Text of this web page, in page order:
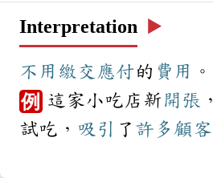
Interpretation ▶️
不用 繳交 應付的 費用 。
例 這家小吃店新開張 ，
試吃， 吸引 了 許多 顧客